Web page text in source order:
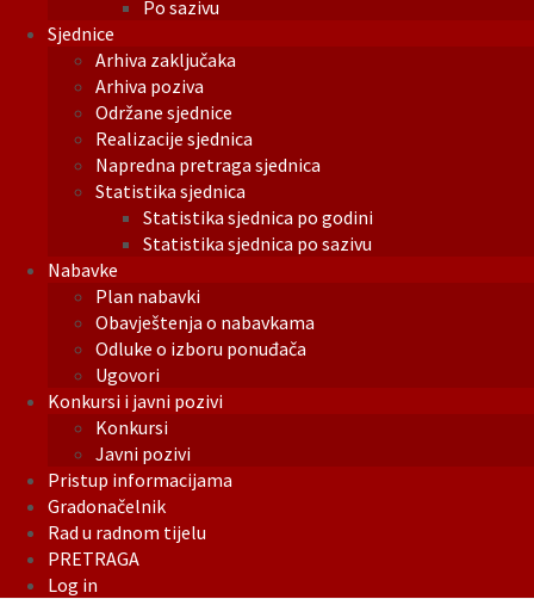
Po sazivu
Sjednice
Arhiva zaključaka
Arhiva poziva
Održane sjednice
Realizacije sjednica
Napredna pretraga sjednica
Statistika sjednica
Statistika sjednica po godini
Statistika sjednica po sazivu
Nabavke
Plan nabavki
Obavještenja o nabavkama
Odluke o izboru ponuđača
Ugovori
Konkursi i javni pozivi
Konkursi
Javni pozivi
Pristup informacijama
Gradonačelnik
Rad u radnom tijelu
PRETRAGA
Log in